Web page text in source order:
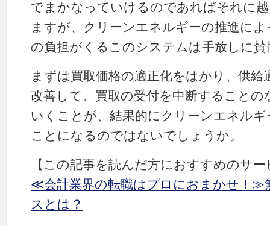
でまかなっていけるのであればそれに
ますが、クリーンエネルギーの推進に
の負担がくるこのシステムは手放しに
まずは買取価格の適正化をはかり、供
改善して、買取の受付を中断すること
いくことが、結果的にクリーンエネル
ことになるのではないでしょうか。
【この記事を読んだ方におすすめのサー
≪会計業界の転職はプロにおまかせ！≫
スとは？